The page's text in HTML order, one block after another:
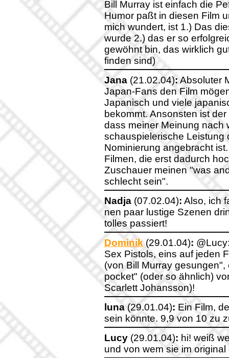
Bill Murray ist einfach die
Humor paßt in diesen Film
mich wundert, ist 1.) Das
wurde 2.) das er so
gewöhnt bin, das wirklich
finden sind)
Jana (21.02.04): Absoluter
Japan-Fans den Film
Japanisch und viele
bekommt. Ansonsten ist
dass meiner Meinung nach
schauspielerische Leistung
Nominierung angebracht
Filmen, die erst dadurch
Zuschauer meinen "was
schlecht sein".
Nadja (07.02.04): Also, ich
nen paar lustige Szenen
tolles passiert!
Dominik (29.01.04):
Sex Pistols, eins auf jeden
(von Bill Murray
pocket" (oder so ähnlich)
Scarlett Johansson)!
luna(29.01.04): Ein Film,
sein könnte. 9,9 von 10 zu
Lucy (29.01.04): hi! weiß
und von wem sie im